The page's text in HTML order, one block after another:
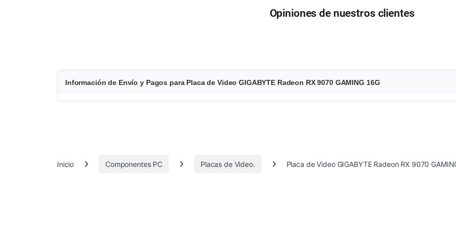
Opiniones de nuestros clientes
$
1
1
Información de Envío y Pagos para Placa de Video GIGABYTE Radeon RX 9070 GAMING 16G
Inicio Componentes PC Placas de Video. Placa de Video GIGABYTE Radeon RX 9070